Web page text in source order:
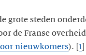
steden
de Franse
nieuwkomers). [ 1